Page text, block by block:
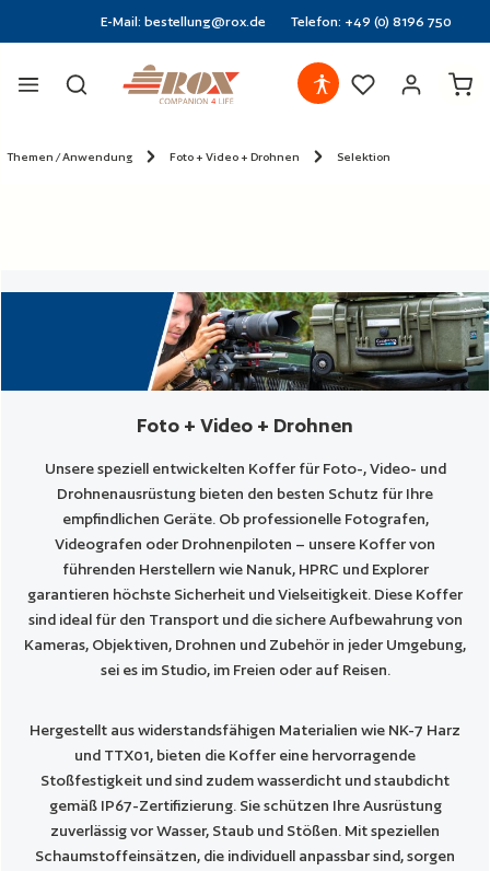
E-Mail: bestellung@rox.de Telefon: +49 (0) 8196 750
Themen / Anwendung Foto + Video + Drohnen Selektion
Foto + Video + Drohnen
Unsere speziell entwickelten Koffer für Foto-, Video- und
Drohnenausrüstung bieten den besten Schutz für Ihre
empfindlichen Geräte. Ob professionelle Fotografen,
Videografen oder Drohnenpiloten – unsere Koffer von
führenden Herstellern wie Nanuk, HPRC und Explorer
garantieren höchste Sicherheit und Vielseitigkeit. Diese Koffer
sind ideal für den Transport und die sichere Aufbewahrung von
Kameras, Objektiven, Drohnen und Zubehör in jeder Umgebung,
sei es im Studio, im Freien oder auf Reisen.
Hergestellt aus widerstandsfähigen Materialien wie NK-7 Harz
und TTX01, bieten die Koffer eine hervorragende
Stoßfestigkeit und sind zudem wasserdicht und staubdicht
gemäß IP67-Zertifizierung. Sie schützen Ihre Ausrüstung
zuverlässig vor Wasser, Staub und Stößen. Mit speziellen
Schaumstoffeinsätzen, die individuell anpassbar sind, sorgen